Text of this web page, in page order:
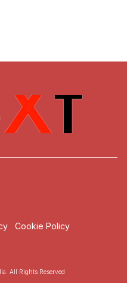
Cookie Policy
All Rights Reserved